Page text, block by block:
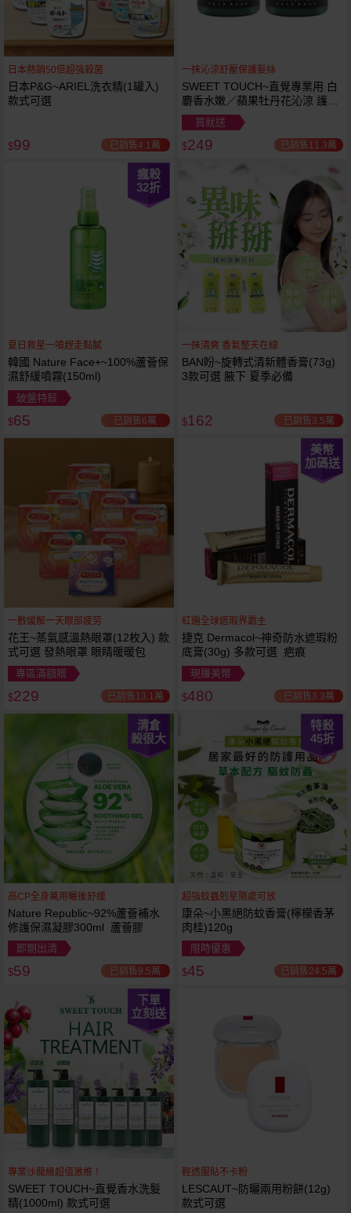
日本熱銷50倍超強殺菌
日本P&G~ARIEL洗衣精(1罐入)
款式可選
$99 已銷售4.1萬
一抹沁涼舒壓保護髮絲
SWEET TOUCH~直覺專業用 白
麝香水嫩／蘋果牡丹花沁涼 護髮
膜(1000ml) 款式可選 全新包裝
買就送
$249 已銷售11.3萬
瘋殺
32折
夏日救星一噴趕走黏膩
韓國 Nature Face+~100%蘆薈保
濕舒緩噴霧(150ml)
破盤特殺
$65 已銷售6萬
一抹清爽 香氣整天在線
BAN盼~旋轉式清新體香膏(73g)
3款可選 腋下 夏季必備
$162 已銷售3.5萬
一敷缓解一天眼部疲劳
花王~蒸氣感溫熱眼罩(12枚入) 款
式可選 發熱眼罩 眼睛暖暖包
專區滿額贈
$229 已銷售13.1萬
美幣
加碼送
紅遍全球遮瑕界霸主
捷克 Dermacol~神奇防水遮瑕粉
底膏(30g) 多款可選 疤痕
現賺美幣
$480 已銷售3.3萬
清倉
殺很大
高CP全身萬用曬後舒緩
Nature Republic~92%蘆薈補水
修護保濕凝膠300ml 蘆薈膠
即期出清
$59 已銷售9.5萬
特殺
45折
超強蚊蟲剋星隨處可放
康朵~小黑絕防蚊香膏(檸檬香茅
肉桂)120g
限時優惠
$45 已銷售24.5萬
下單
立刻送
專業沙龍級超值激推！
SWEET TOUCH~直覺香水洗髮
精(1000ml) 款式可選
輕透服貼不卡粉
LESCAUT~防曬兩用粉餅(12g)
款式可選